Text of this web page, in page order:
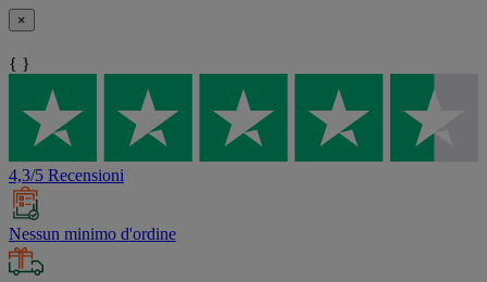
×
{ }
4,3/5 Recensioni
Nessun minimo d'ordine